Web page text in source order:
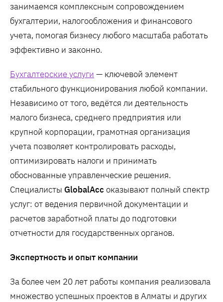
занимаемся комплексным сопровождением
бухгалтерии, налогообложения и финансового
учета, помогая бизнесу любого масштаба работать
эффективно и законно.
Бухгалтерские услуги — ключевой элемент
стабильного функционирования любой компании.
Независимо от того, ведётся ли деятельность
малого бизнеса, среднего предприятия или
крупной корпорации, грамотная организация
учета позволяет контролировать расходы,
оптимизировать налоги и принимать
обоснованные управленческие решения.
Специалисты GlobalAcc оказывают полный спектр
услуг: от ведения первичной документации и
расчетов заработной платы до подготовки
отчетности для государственных органов.
Экспертность и опыт компании
За более чем 20 лет работы компания реализовала
множество успешных проектов в Алматы и других